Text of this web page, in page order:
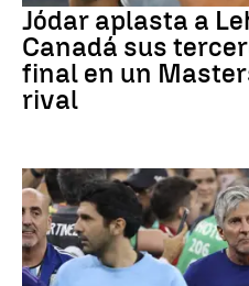
Jódar aplasta a
Canadá sus
final en un
rival